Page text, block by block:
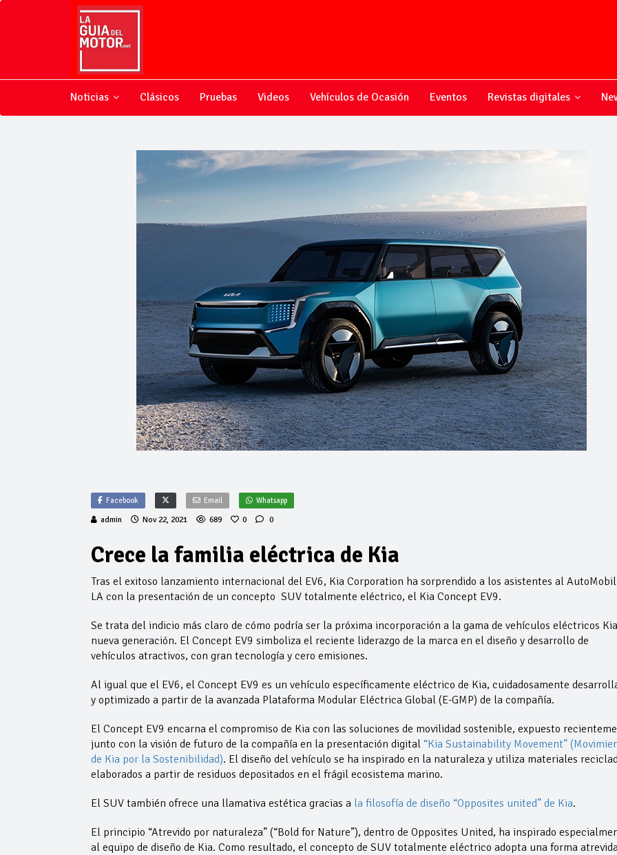
Noticias Clásicos Pruebas Videos Vehículos de Ocasión Eventos Revistas digitales
Facebook Email Whatsapp
admin Nov 22, 2021 689 0 0
Crece la familia eléctrica de Kia
Tras el exitoso lanzamiento internacional del EV6, Kia Corporation ha sorprendido a los asistentes al
LA con la presentación de un concepto SUV totalmente eléctrico, el Kia Concept EV9.
Se trata del indicio más claro de cómo podría ser la próxima incorporación a la gama de vehículos eléctricos
nueva generación. El Concept EV9 simboliza el reciente liderazgo de la marca en el diseño y desarrollo de
vehículos atractivos, con gran tecnología y cero emisiones.
Al igual que el EV6, el Concept EV9 es un vehículo específicamente eléctrico de Kia, cuidadosamente
y optimizado a partir de la avanzada Plataforma Modular Eléctrica Global (E-GMP) de la compañía.
El Concept EV9 encarna el compromiso de Kia con las soluciones de movilidad sostenible, expuesto
junto con la visión de futuro de la compañía en la presentación digital “Kia Sustainability Movement”
de Kia por la Sostenibilidad). El diseño del vehículo se ha inspirado en la naturaleza y utiliza materiales
elaborados a partir de residuos depositados en el frágil ecosistema marino.
El SUV también ofrece una llamativa estética gracias a la filosofía de diseño “Opposites united” de Kia.
El principio “Atrevido por naturaleza” (“Bold for Nature”), dentro de Opposites United, ha inspirado
al equipo de diseño de Kia. Como resultado, el concepto de SUV totalmente eléctrico adopta una forma